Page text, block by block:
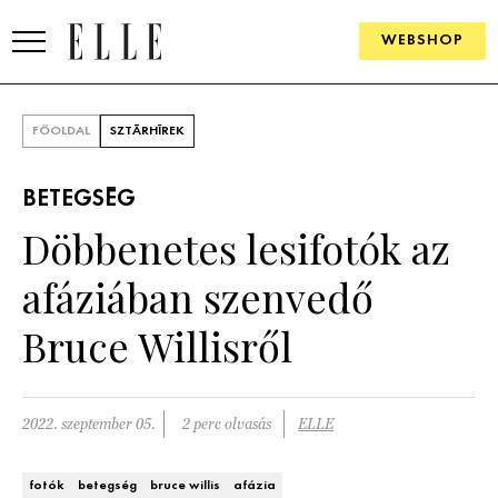
WEBSHOP
SZÉPSÉG
ÉLETMÓD
PÁRKAPCSOLAT
FŐOLDAL SZTÁRHÍREK
BETEGSÉG
Döbbenetes lesifotók az
afáziában szenvedő
Bruce Willisről
2022. szeptember 05. 2 perc olvasás ELLE
fotók betegség bruce willis afázia